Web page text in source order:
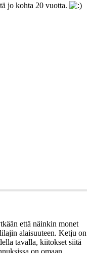
jo kohta 20 vuotta.
että näinkin monet
alaisuuteen. Ketju on
tavalla, kiitokset siitä
on omaan